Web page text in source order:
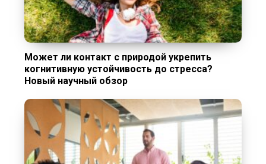
Может ли контакт с природой укрепить
когнитивную устойчивость до стресса?
Новый научный обзор